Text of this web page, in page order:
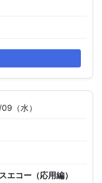
（水）
エコー（応用編）